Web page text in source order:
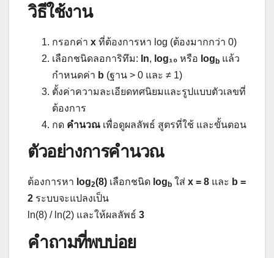
วิธีใช้งาน
กรอกค่า x ที่ต้องการหา log (ต้องมากกว่า 0)
เลือกชนิดลอการิทึม: ln, log₁₀ หรือ logb แล้ว
กำหนดค่า b (ฐาน > 0 และ ≠ 1)
ตั้งค่าความละเอียดทศนิยมและรูปแบบตัวเลขที่
ต้องการ
กด คำนวณ เพื่อดูผลลัพธ์ สูตรที่ใช้ และขั้นตอน
ตัวอย่างการคำนวณ
ต้องการหา log2(8) เลือกชนิด log b ใส่ x = 8 และ b =
2 ระบบจะแปลงเป็น
ln(8) / ln(2) และให้ผลลัพธ์ 3
คำถามที่พบบ่อย